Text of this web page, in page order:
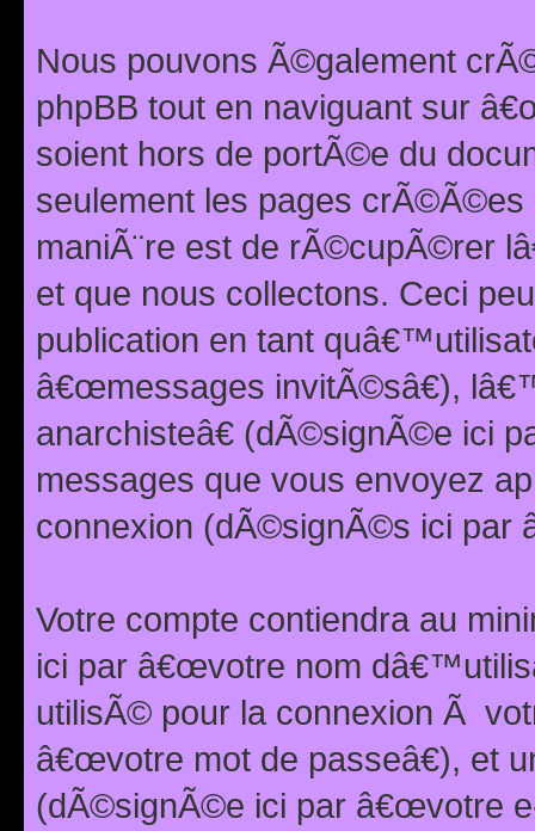
Nous pouvons Ã©galement
phpBB tout en naviguant sur
soient hors de portÃ©e du
seulement les pages
maniÃ¨re est de rÃ©cupÃ©rer
et que nous collectons. Ceci
publication en tant
â€œmessages invitÃ©sâ€),
anarchisteâ€ (dÃ©signÃ©e ici
messages que vous envoyez
connexion (dÃ©signÃ©s ici par
Votre compte contiendra au
ici par â€œvotre nom
utilisÃ© pour la connexion Ã
â€œvotre mot de passeâ€), et
(dÃ©signÃ©e ici par â€œvotre